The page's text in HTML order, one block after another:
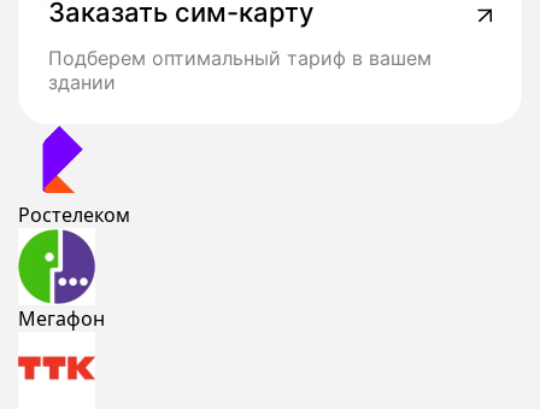
Заказать сим-карту
Подберем оптимальный тариф в вашем
здании
Ростелеком
Мегафон